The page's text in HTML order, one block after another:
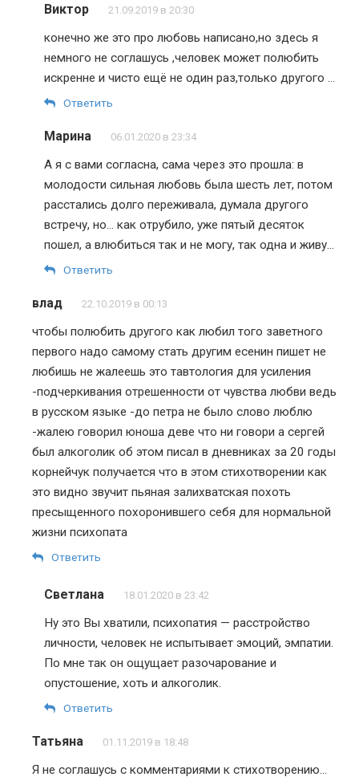
Виктор 21.09.2019 в 20:30
конечно же это про любовь написано,но здесь я
немного не соглашусь ,человек может полюбить
искренне и чисто ещё не один раз,только другого …
Ответить
Марина 06.01.2020 в 23:34
А я с вами согласна, сама через это прошла: в
молодости сильная любовь была шесть лет, потом
расстались долго переживала, думала другого
встречу, но… как отрубило, уже пятый десяток
пошел, а влюбиться так и не могу, так одна и живу…
Ответить
влад 22.10.2019 в 00:13
чтобы полюбить другого как любил того заветного
первого надо самому стать другим есенин пишет не
любишь не жалеешь это тавтология для усиления
-подчеркивания отрешенности от чувства любви ведь
в русском языке -до петра не было слово люблю
-жалею говорил юноша деве что ни говори а сергей
был алкоголик об этом писал в дневниках за 20 годы
корнейчук получается что в этом стихотворении как
это видно звучит пьяная залихватская похоть
пресыщенного похоронившего себя для нормальной
жизни психопата
Ответить
Светлана 18.01.2020 в 23:42
Ну это Вы хватили, психопатия — расстройство
личности, человек не испытывает эмоций, эмпатии.
По мне так он ощущает разочарование и
опустошение, хоть и алкоголик.
Ответить
Татьяна 01.11.2019 в 18:48
Я не соглашусь с комментариями к стихотворению…